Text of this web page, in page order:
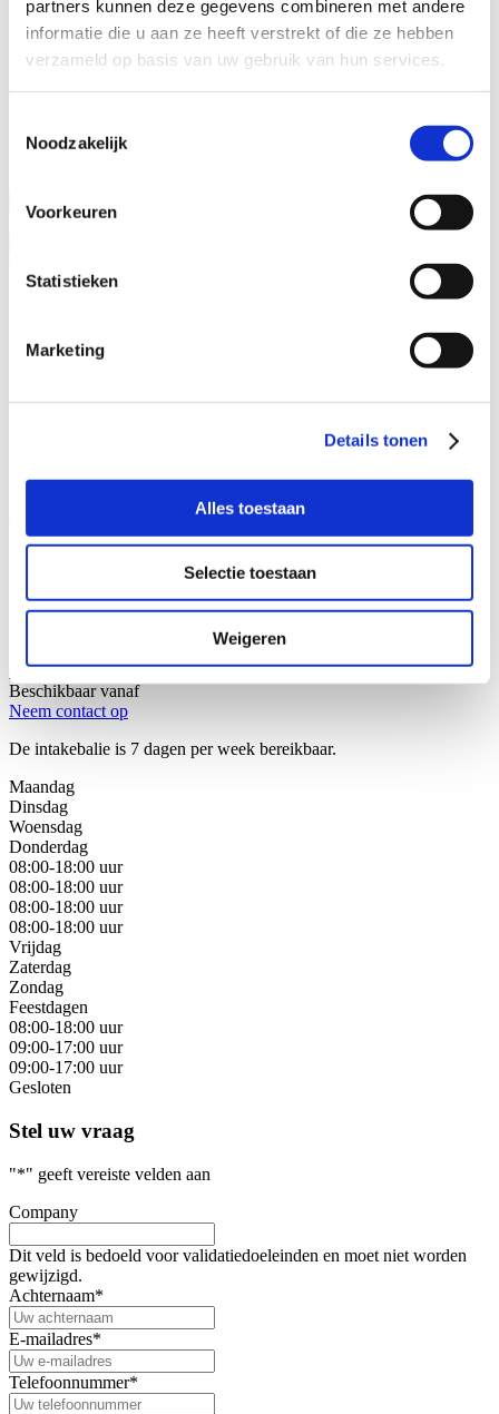
partners kunnen deze gegevens combineren met andere
informatie die u aan ze heeft verstrekt of die ze hebben
verzameld op basis van uw gebruik van hun services.
Noodzakelijk
Voorkeuren
Statistieken
Marketing
Details tonen
Alles toestaan
Selectie toestaan
Weigeren
Specialisaties
Advocaat alimentatie
Alimentatie incasseren
Echtscheiding
Partneralimentatie
Ervaringsjaren
Specialisatieverenigingen
ADR.MED®
Filters:
Wij helpen u graag!
Stap 1: Bel of mail onze juristen van de intakebalie
Stap 3: Kies de beste oplossing voor uw situatie
088 - 629 00 40
Beschikbaar vanaf
Neem contact op
De intakebalie is 7 dagen per week bereikbaar.
Maandag
Dinsdag
Woensdag
Donderdag
08:00-18:00 uur
08:00-18:00 uur
08:00-18:00 uur
08:00-18:00 uur
Vrijdag
Zaterdag
Zondag
Feestdagen
08:00-18:00 uur
09:00-17:00 uur
09:00-17:00 uur
Gesloten
Stel uw vraag
"*" geeft vereiste velden aan
Company
Dit veld is bedoeld voor validatiedoeleinden en moet niet worden
gewijzigd.
Achternaam*
E-mailadres*
Telefoonnummer*